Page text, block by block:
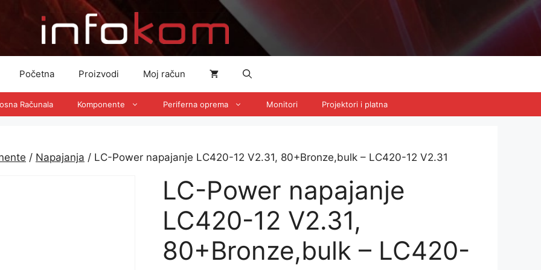
Početna Proizvodi Moj račun
Računala Komponente Periferna oprema Monitori Projektori i platna
/ Napajanja / LC-Power napajanje LC420-12 V2.31, 80+Bronze,bulk – LC420-12 V2.31
LC-Power napajanje
LC420-12 V2.31,
80+Bronze,bulk – LC420-